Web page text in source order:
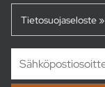
Tietosuojaseloste »